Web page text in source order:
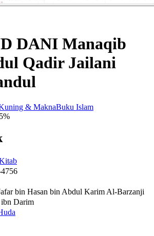
DANI Manaqib
Qadir Jailani
& MaknaBuku Islam
bin Hasan bin Abdul Karim Al-Barzanji
ibn Darim